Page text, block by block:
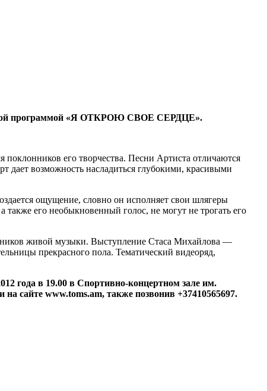
новой программой «Я ОТКРОЮ СВОЕ СЕРДЦЕ».
его творчества. Песни Артиста отличаются
дает возможность насладиться глубокими, красивыми
ощущение, словно он исполняет свои шлягеры
его необыкновенный голос, не могут не трогать его
живой музыки. Выступление Стаса Михайлова —
прекрасного пола. Тематический видеоряд,
года в 19.00 в Спортивно-концертном зале им.
сайте www.toms.am, также позвонив +37410565697.